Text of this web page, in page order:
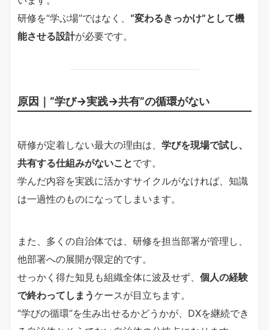
研修を“学ぶ場”ではなく、 “変わるきっかけ”として機
能させる設計が必要です。
原因｜“学び→実践→共有”の循環がない
研修が定着しない最大の理由は、 学びを現場で試し、
共有する仕組みがないことです。
学んだ内容を実践に活かすサイクルがなければ、知識
は一過性のものになってしまいます。
また、多くの自治体では、研修を担当部署が管理し、
他部署への展開が限定的です。
せっかく得た知見も組織全体に波及せず、 個人の経験
で終わってしまうケースが目立ちます。
“学びの循環”を生み出せるかどうかが、DXを継続でき